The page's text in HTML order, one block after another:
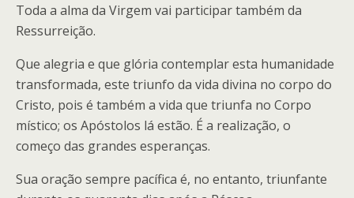
Toda a alma da Virgem vai participar também da
Ressurreição.
Que alegria e que glória contemplar esta humanidade
transformada, este triunfo da vida divina no corpo do
Cristo, pois é também a vida que triunfa no Corpo
místico; os Apóstolos lá estão. É a realização, o
começo das grandes esperanças.
Sua oração sempre pacífica é, no entanto, triunfante